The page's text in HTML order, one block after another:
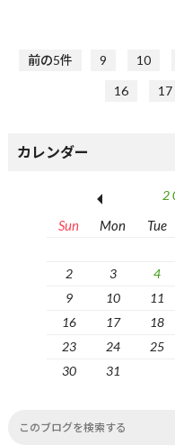
前の5件 9 10
16
17
カレンダー
Sun Mon Tue
2
3 4
9
10 11
16
17 18
23
24 25
30
31